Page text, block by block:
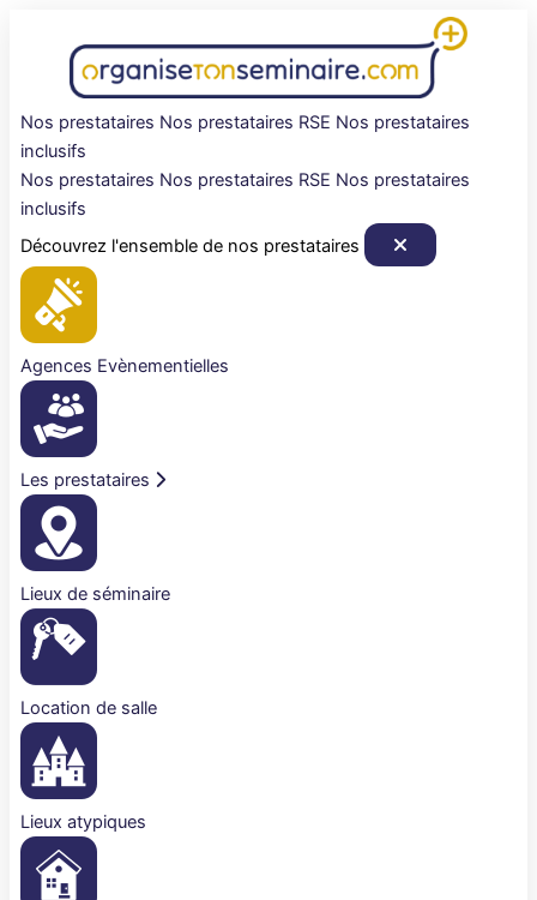
Nos prestataires Nos prestataires RSE Nos prestataires
inclusifs
Nos prestataires Nos prestataires RSE Nos prestataires
inclusifs
Découvrez l'ensemble de nos prestataires
Agences Evènementielles
Les prestataires
Lieux de séminaire
Location de salle
Lieux atypiques